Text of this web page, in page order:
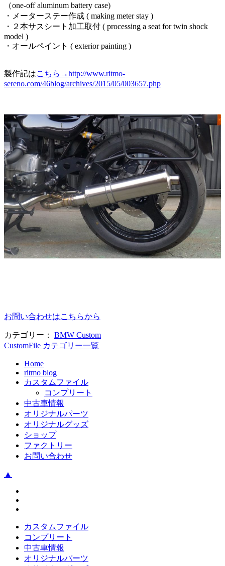
（one-off aluminum battery case)
・メーターステー作成 ( making meter stay )
・２本サスシート加工取付 ( processing a seat for twin shock
model )
・オールペイント ( exterior painting )
製作記はこちら→http://www.ritmo-
sereno.com/46blog/archives/2015/05/003657.php
お問い合わせはこちらから
カテゴリー： BMW Custom
CustomFile カテゴリー一覧
Home
ritmo blog
カスタムファイル
コンプリート
中古車情報
オリジナルパーツ
オリジナルグッズ
ショップ
ファクトリー
お問い合わせ
▲
カスタムファイル
コンプリート
中古車情報
オリジナルパーツ